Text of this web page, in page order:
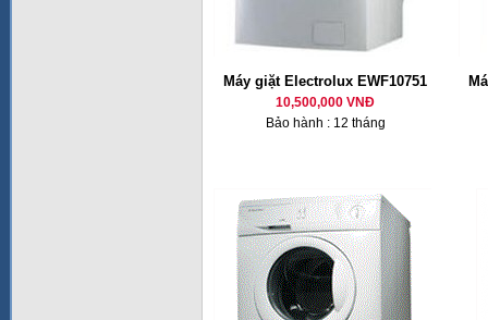
Máy giặt Electrolux EWF10751
10,500,000 VNĐ
Bảo hành : 12 tháng